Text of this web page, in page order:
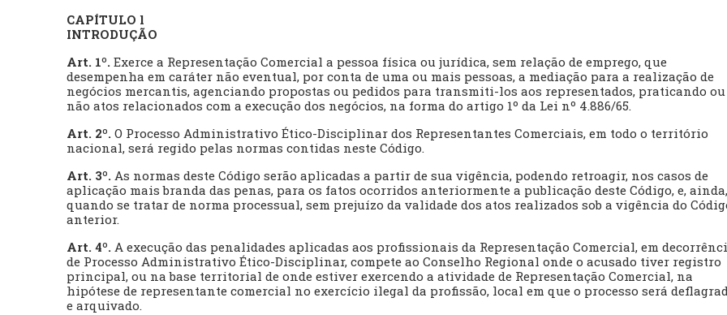
CAPÍTULO l
INTRODUÇÃO
Art. 1º.Exerce a Representação Comercial a pessoa física ou jurídica, sem relação de emprego, que
desempenha em caráter não eventual, por conta de uma ou mais pessoas, a mediação para a realização de
negócios mercantis, agenciando propostas ou pedidos para transmiti-los aos representados, praticando ou
não atos relacionados com a execução dos negócios, na forma do artigo 1º da Lei nº 4.886/65.
Art. 2º.O Processo Administrativo Ético-Disciplinar dos Representantes Comerciais, em todo o território
nacional, será regido pelas normas contidas neste Código.
Art. 3º.As normas deste Código serão aplicadas a partir de sua vigência, podendo retroagir, nos casos de
aplicação mais branda das penas, para os fatos ocorridos anteriormente a publicação deste Código, e,
quando se tratar de norma processual, sem prejuízo da validade dos atos realizados sob a vigência do
anterior.
Art. 4º.A execução das penalidades aplicadas aos profissionais da Representação Comercial, em
de Processo Administrativo Ético-Disciplinar, compete ao Conselho Regional onde o acusado tiver registro
principal, ou na base territorial de onde estiver exercendo a atividade de Representação Comercial, na
hipótese de representante comercial no exercício ilegal da profissão, local em que o processo será
e arquivado.